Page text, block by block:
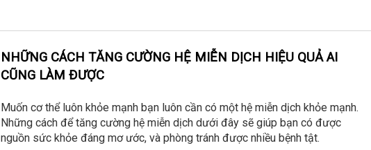
NHỮNG CÁCH TĂNG CƯỜNG HỆ MIỄN DỊCH HIỆU QUẢ AI
CŨNG LÀM ĐƯỢC
Muốn cơ thể luôn khỏe mạnh bạn luôn cần có một hệ miễn dịch khỏe mạnh.
Những cách để tăng cường hệ miễn dịch dưới đây sẽ giúp bạn có được
nguồn sức khỏe đáng mơ ước, và phòng tránh được nhiều bệnh tật.